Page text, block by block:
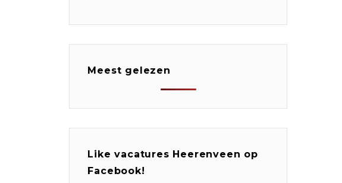
Meest gelezen
Like vacatures Heerenveen op
Facebook!